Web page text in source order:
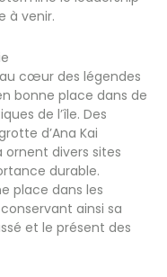
à venir.
cœur des légendes
bonne place dans de
de l’île. Des
d’Ana Kai
divers sites
durable.
place dans les
ainsi sa
et le présent des